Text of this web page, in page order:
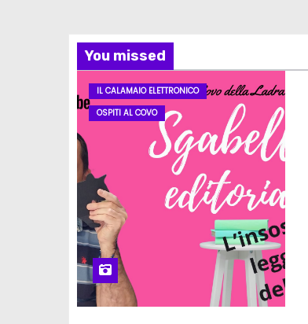
You missed
IL CALAMAIO ELETTRONICO
OSPITI AL COVO